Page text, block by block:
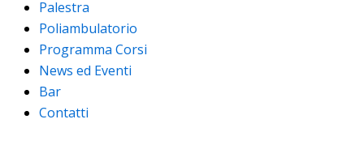
Palestra
Poliambulatorio
Programma Corsi
News ed Eventi
Bar
Contatti